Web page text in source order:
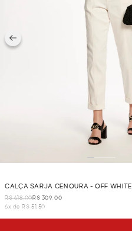
CALÇA SARJA CENOURA - OFF WHITE
R$ 618,00R$ 309,00
6x de R$ 51,50